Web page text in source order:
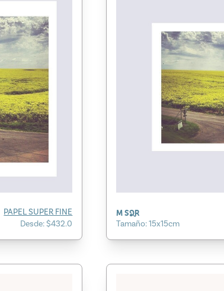
PAPEL SUPER FINE
Desde: $432.0
M SQR
Tamaño: 15x15cm